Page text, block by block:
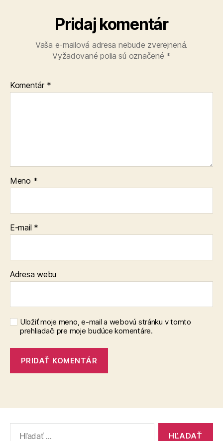
Pridaj komentár
Vaša e-mailová adresa nebude zverejnená.
Vyžadované polia sú označené *
Komentár *
Meno *
E-mail *
Adresa webu
Uložiť moje meno, e-mail a webovú stránku v tomto
prehliadači pre moje budúce komentáre.